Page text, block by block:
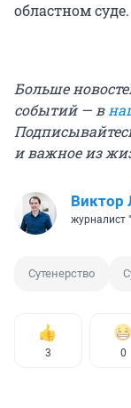
областном суде.
Больше
событий — в
и важное из
Виктор
журналист
Сутенерство
3 0